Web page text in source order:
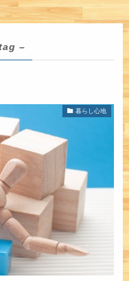
–
暮らし心地